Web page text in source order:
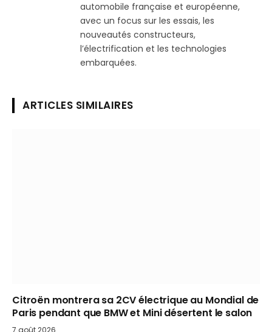
automobile française et européenne,
avec un focus sur les essais, les
nouveautés constructeurs,
l’électrification et les technologies
embarquées.
ARTICLES SIMILAIRES
Citroën montrera sa 2CV électrique au Mondial de
Paris pendant que BMW et Mini désertent le salon
7 août 2026